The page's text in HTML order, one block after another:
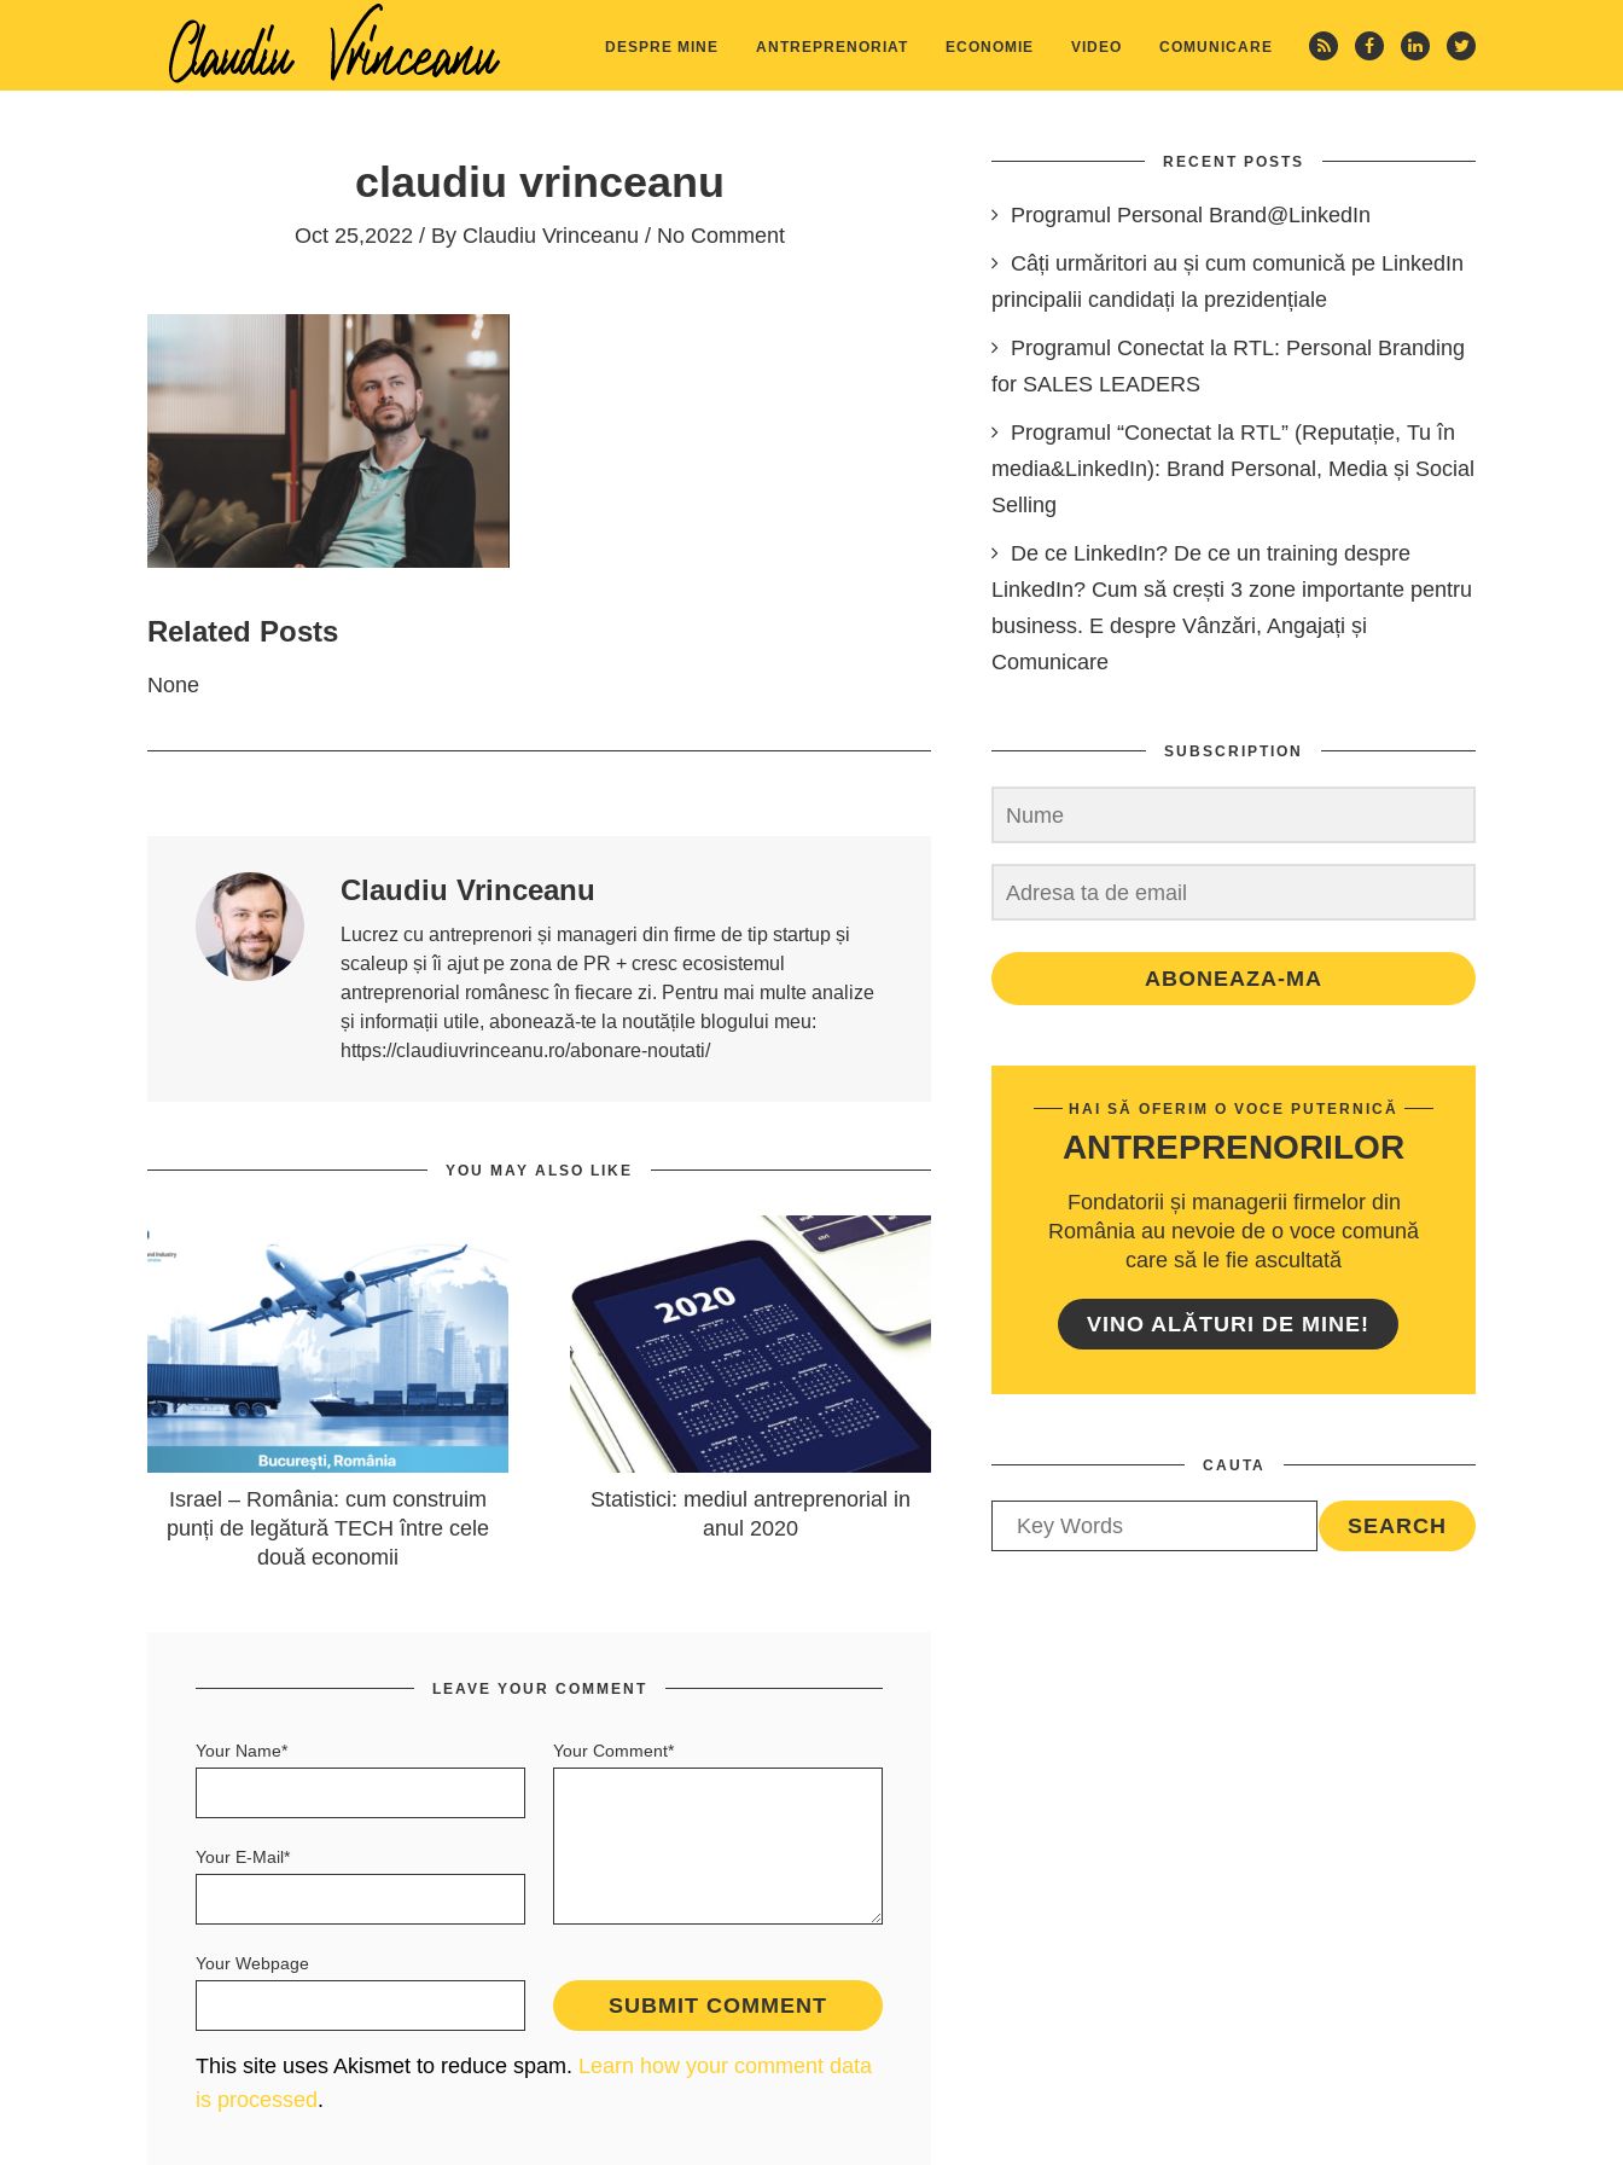
DESPRE MINE ANTREPRENORIAT ECONOMIE VIDEO COMUNICARE
claudiu vrinceanu
Oct 25,2022 / By Claudiu Vrinceanu / No Comment
Related Posts
None
Claudiu Vrinceanu
Lucrez cu antreprenori și manageri din firme de tip startup și
scaleup și îi ajut pe zona de PR + cresc ecosistemul
antreprenorial românesc în fiecare zi. Pentru mai multe analize
și informații utile, abonează-te la noutățile blogului meu:
https://claudiuvrinceanu.ro/abonare-noutati/
YOU MAY ALSO LIKE
Israel – România: cum construim
punți de legătură TECH între cele
două economii
Statistici: mediul antreprenorial in
anul 2020
LEAVE YOUR COMMENT
Your Comment*
Your Name*
Your E-Mail*
Your Webpage
This site uses Akismet to reduce spam. Learn how your comment data
is processed.
RECENT POSTS
Programul Personal Brand@LinkedIn
Câți urmăritori au și cum comunică pe LinkedIn
principalii candidați la prezidențiale
Programul Conectat la RTL: Personal Branding
for SALES LEADERS
Programul “Conectat la RTL” (Reputație, Tu în
media&LinkedIn): Brand Personal, Media și Social
Selling
De ce LinkedIn? De ce un training despre
LinkedIn? Cum să crești 3 zone importante pentru
business. E despre Vânzări, Angajați și
Comunicare
SUBSCRIPTION
ABONEAZA-MA
HAI SĂ OFERIM O VOCE PUTERNICĂ
ANTREPRENORILOR
Fondatorii și managerii firmelor din
România au nevoie de o voce comună
care să le fie ascultată
VINO ALĂTURI DE MINE!
CAUTA